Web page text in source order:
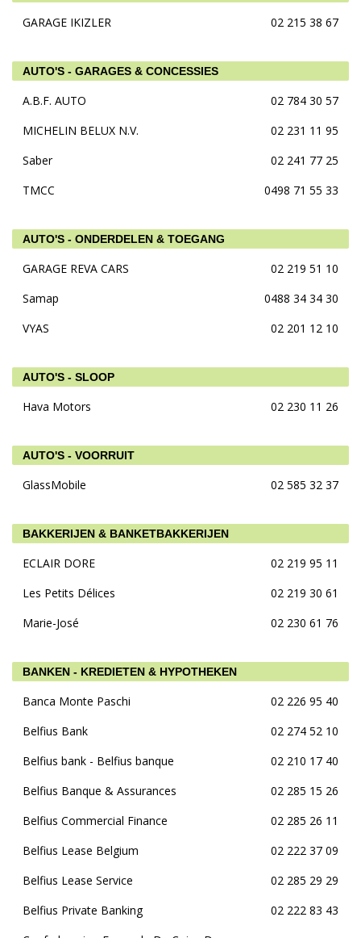
GARAGE IKIZLER 02 215 38 67
AUTO'S - GARAGES & CONCESSIES
A.B.F. AUTO
02 784 30 57
MICHELIN BELUX N.V.
02 231 11 95
Saber
02 241 77 25
TMCC
0498 71 55 33
AUTO'S - ONDERDELEN & TOEGANG
GARAGE REVA CARS
02 219 51 10
Samap
0488 34 34 30
VYAS
02 201 12 10
AUTO'S - SLOOP
Hava Motors 02 230 11 26
AUTO'S - VOORRUIT
GlassMobile 02 585 32 37
BAKKERIJEN & BANKETBAKKERIJEN
ECLAIR DORE
02 219 95 11
Les Petits Délices
02 219 30 61
Marie-José
02 230 61 76
BANKEN - KREDIETEN & HYPOTHEKEN
Banca Monte Paschi
02 226 95 40
Belfius Bank
02 274 52 10
Belfius bank - Belfius banque
02 210 17 40
Belfius Banque & Assurances
02 285 15 26
Belfius Commercial Finance
02 285 26 11
Belfius Lease Belgium
02 222 37 09
Belfius Lease Service
02 285 29 29
Belfius Private Banking
02 222 83 43